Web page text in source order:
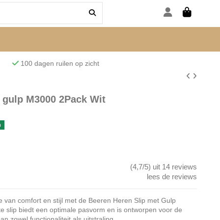
100 dagen ruilen op zicht
M3000 2Pack Wit
(4,7/5) uit 14 reviews
lees de reviews
van comfort en stijl met de Beeren Heren Slip met Gulp
slip biedt een optimale pasvorm en is ontworpen voor de